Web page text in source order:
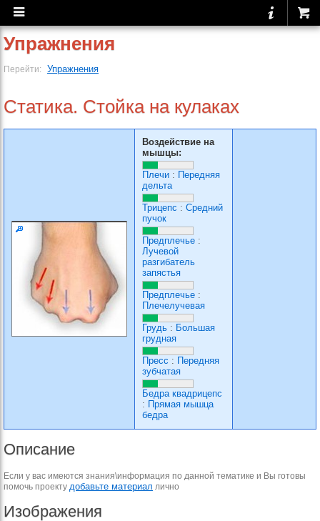
Упражнения
Перейти: Упражнения
Статика. Стойка на кулаках
Воздействие на
мышцы:
Плечи : Передняя
дельта
Трицепс : Средний
пучок
Предплечье :
Лучевой
разгибатель
запястья
Предплечье :
Плечелучевая
Грудь : Большая
грудная
Пресс : Передняя
зубчатая
Бедра квадрицепс
: Прямая мышца
бедра
Описание
Если у вас имеются знания\информация по данной тематике и Вы готовы
помочь проекту добавьте материал лично
Изображения